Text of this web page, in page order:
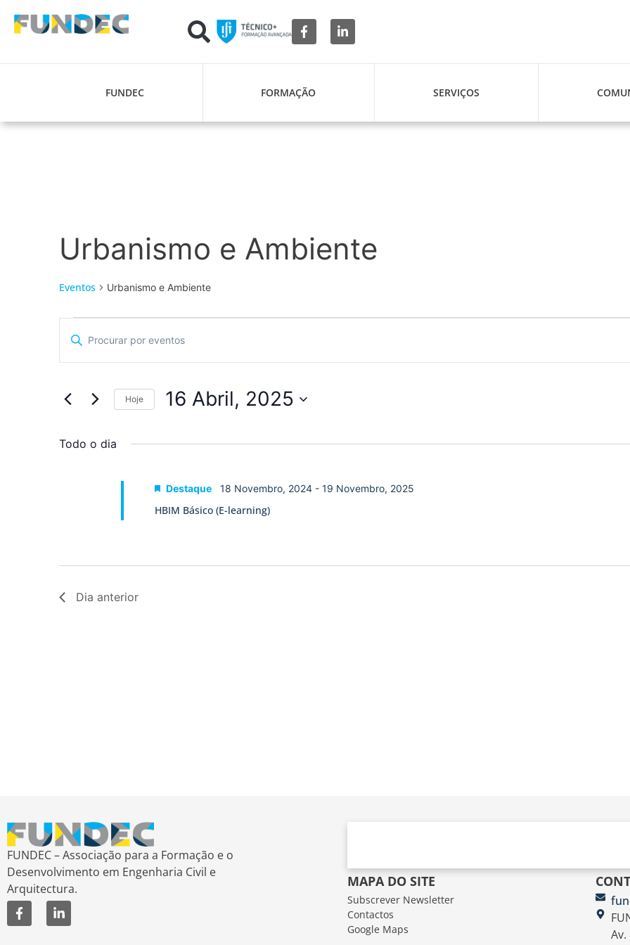
FUNDEC FORMAÇÃO SERVIÇOS
Urbanismo e Ambiente
Eventos Urbanismo e Ambiente
Navegação
de
pesquisa
e
visualização
Eventos
Digite
chave.
Eventos
Hoje 16 Abril, 2025
data.
Todo o dia
HBIM Básico (E-learning)
Destaque 18 Novembro, 2024- 19 Novembro, 2025
Dia anterior
FUNDEC – Associação para a Formação e o
Desenvolvimento em Engenharia Civil e
Arquitectura.
MAPA DO SITE
Subscrever Newsletter
Contactos
Google Maps